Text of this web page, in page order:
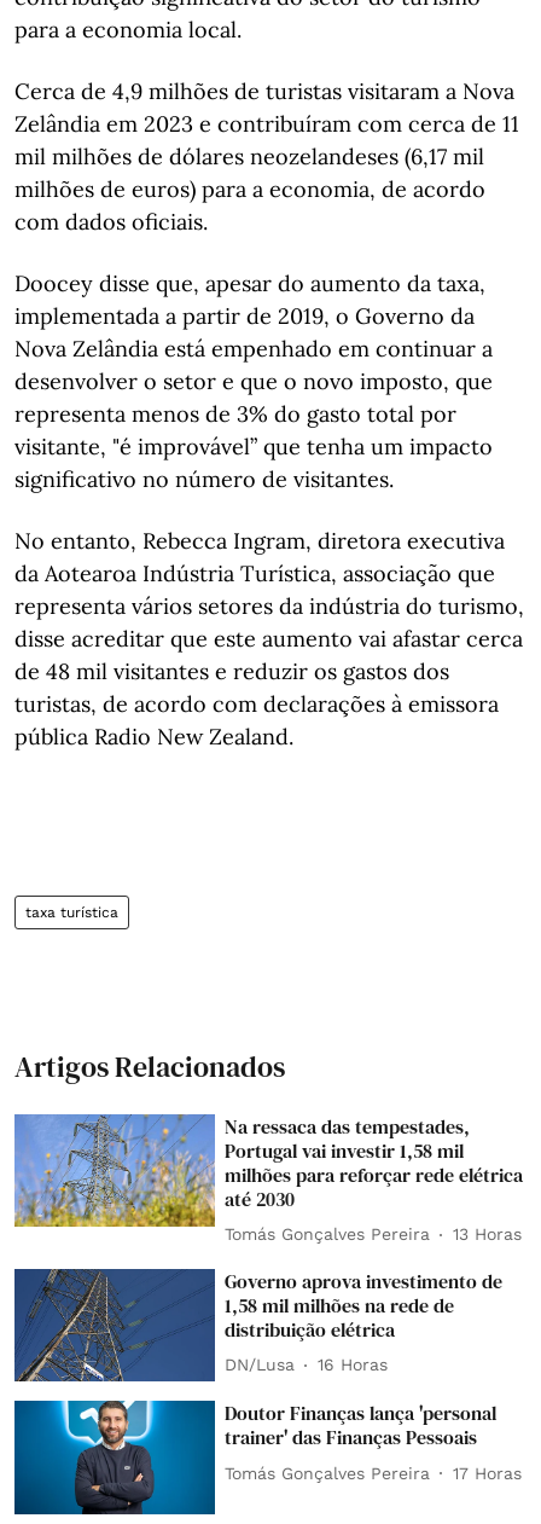
para a economia local.
Cerca de 4,9 milhões de turistas visitaram a Nova
Zelândia em 2023 e contribuíram com cerca de 11
mil milhões de dólares neozelandeses (6,17 mil
milhões de euros) para a economia, de acordo
com dados oficiais.
Doocey disse que, apesar do aumento da taxa,
implementada a partir de 2019, o Governo da
Nova Zelândia está empenhado em continuar a
desenvolver o setor e que o novo imposto, que
representa menos de 3% do gasto total por
visitante, "é improvável” que tenha um impacto
significativo no número de visitantes.
No entanto, Rebecca Ingram, diretora executiva
da Aotearoa Indústria Turística, associação que
representa vários setores da indústria do turismo,
disse acreditar que este aumento vai afastar cerca
de 48 mil visitantes e reduzir os gastos dos
turistas, de acordo com declarações à emissora
pública Radio New Zealand.
taxa turística
Artigos Relacionados
Na ressaca das tempestades,
Portugal vai investir 1,58 mil
milhões para reforçar rede elétrica
até 2030
Tomás Gonçalves Pereira 13 Horas
Governo aprova investimento de
1,58 mil milhões na rede de
distribuição elétrica
DN/Lusa 16 Horas
Doutor Finanças lança 'personal
trainer' das Finanças Pessoais
Tomás Gonçalves Pereira 17 Horas